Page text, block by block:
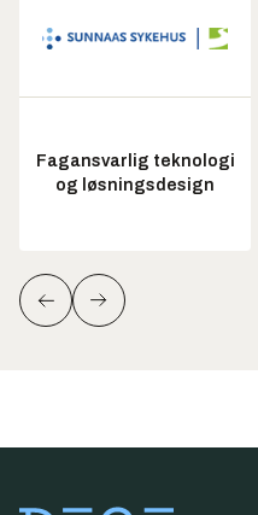
Fagansvarlig teknologi
og løsningsdesign